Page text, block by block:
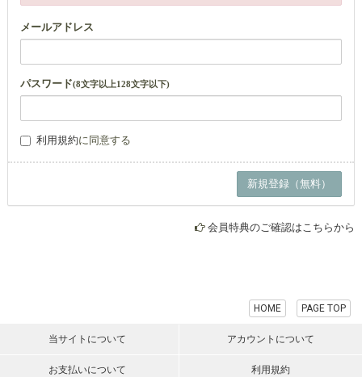
メールアドレス
パスワード(8文字以上128文字以下)
利用規約に同意する
会員特典のご確認はこちらから
HOME PAGE TOP
当サイトについて アカウントについて
お支払いについて 利用規約